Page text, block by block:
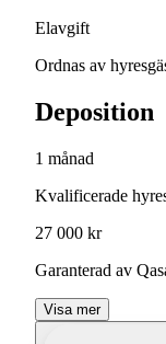
Elavgift
Ordnas av
Deposition
1 månad
Kvalificerade
27 000 kr
Garanterad av
Visa mer